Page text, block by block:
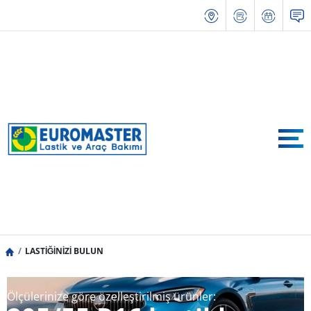
LASTİĞİNİZİ BULUN
Ölçülerinize göre özelleştirilmiş ürünler: